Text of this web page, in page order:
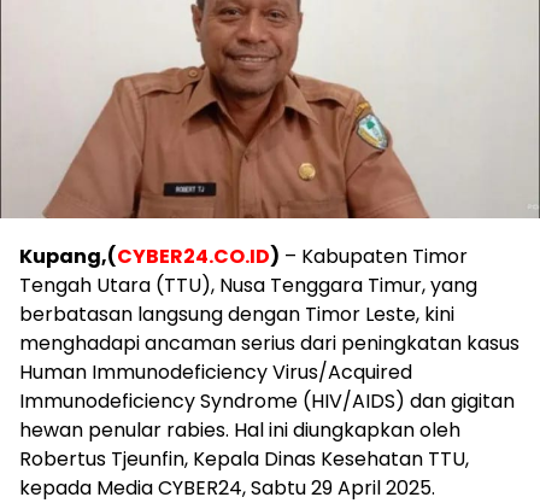
Kupang,(CYBER24.CO.ID) – Kabupaten Timor
Tengah Utara (TTU), Nusa Tenggara Timur, yang
berbatasan langsung dengan Timor Leste, kini
menghadapi ancaman serius dari peningkatan kasus
Human Immunodeficiency Virus/Acquired
Immunodeficiency Syndrome (HIV/AIDS) dan gigitan
hewan penular rabies. Hal ini diungkapkan oleh
Robertus Tjeunfin, Kepala Dinas Kesehatan TTU,
kepada Media CYBER24, Sabtu 29 April 2025.